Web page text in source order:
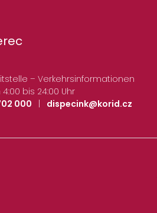
– Verkehrsinformationen
bis 24:00 Uhr
000
dispecink@korid.cz